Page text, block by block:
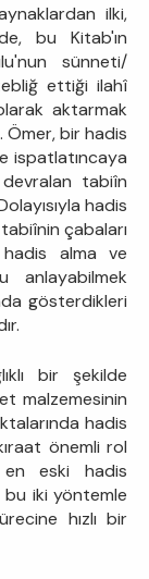
ilki,
bu Kitab'ın
sünneti/
ettiği ilahî
aktarmak
Ömer, bir hadis
ispatlatıncaya
tabiîn
hadis
çabaları
hadis alma ve
anlayabilmek
gösterdikleri
bir şekilde
malzemesinin
hadis
önemli rol
en eski hadis
bu iki yöntemle
hızlı bir